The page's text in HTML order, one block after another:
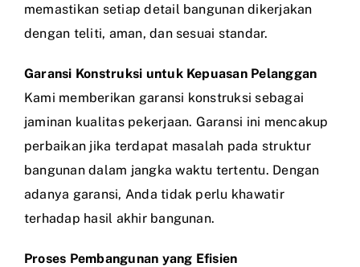
memastikan setiap detail bangunan dikerjakan
dengan teliti, aman, dan sesuai standar.
Garansi Konstruksi untuk Kepuasan Pelanggan
Kami memberikan garansi konstruksi sebagai
jaminan kualitas pekerjaan. Garansi ini mencakup
perbaikan jika terdapat masalah pada struktur
bangunan dalam jangka waktu tertentu. Dengan
adanya garansi, Anda tidak perlu khawatir
terhadap hasil akhir bangunan.
Proses Pembangunan yang Efisien